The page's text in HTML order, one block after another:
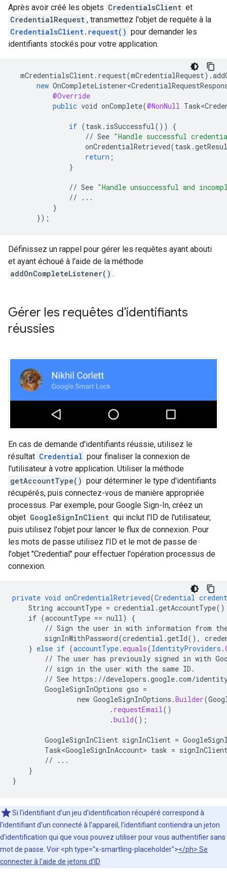
Après avoir créé les objets CredentialsClient et
CredentialRequest , transmettez l'objet de requête à la
CredentialsClient.request() pour demander les
identifiants stockés pour votre application.
mCredentialsClient. request(mCredentialRequest).
new
@Override
public void onComplete(@NonNull
if (task . isSuccessful())
{
// See "Handle successful
onCredentialRetrieved(task .
return ;
}
// See "Handle unsuccessful and
//
...
}
});
Définissez un rappel pour gérer les requêtes ayant abouti
et ayant échoué à l'aide de la méthode
addOnCompleteListener() .
Gérer les requêtes d'identifiants
réussies
En cas de demande d'identifiants réussie, utilisez le
résultat Credential pour finaliser la connexion de
l'utilisateur à votre application. Utiliser la méthode
getAccountType() pour déterminer le type d'identifiants
récupérés, puis connectez-vous de manière appropriée
processus. Par exemple, pour Google Sign-In, créez un
objet GoogleSignInClient qui inclut l'ID de l'utilisateur,
puis utilisez l'objet pour lancer le flux de connexion. Pour
les mots de passe utilisez l'ID et le mot de passe de
l'objet "Credential" pour effectuer l'opération processus de
connexion.
private void onCredentialRetrieved(Credential
String accountType = credential.getAccountType()
if (accountType == null)
{
// Sign the user in with information from
signInWithPassword(credential.getId(),
} else if (accountType. equals(IdentityProviders .
// The user has previously signed in with
// sign in the user with the same ID.
// See https : //developers .google.com/
GoogleSignInOptions gso =
new GoogleSignInOptions .Builder(
. requestEmail ()
.build();
GoogleSignInClient signInClient =
Task<GoogleSignInAccount> task =
//
...
}
}
Si l'identifiant d'un jeu d'identification récupéré correspond à
l'identifiant d'un connecté à l'appareil, l'identifiant contiendra un jeton
d'identification qui que vous pouvez utiliser pour vous authentifier sans
mot de passe. Voir <ph type="x-smartling-placeholder"></ph> Se
connecter à l'aide de jetons d'ID